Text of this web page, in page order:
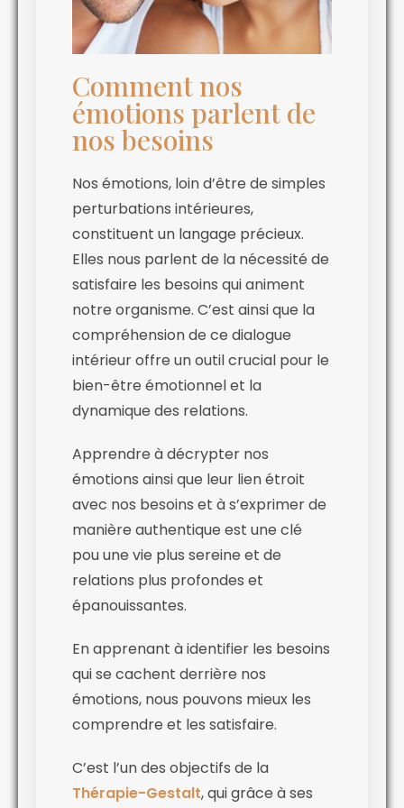
Comment nos
émotions parlent de
nos besoins
Nos émotions, loin d’être de simples
perturbations intérieures,
constituent un langage précieux.
Elles nous parlent de la nécessité de
satisfaire les besoins qui animent
notre organisme. C’est ainsi que la
compréhension de ce dialogue
intérieur offre un outil crucial pour le
bien-être émotionnel et la
dynamique des relations.
Apprendre à décrypter nos
émotions ainsi que leur lien étroit
avec nos besoins et à s’exprimer de
manière authentique est une clé
pou une vie plus sereine et de
relations plus profondes et
épanouissantes.
En apprenant à identifier les besoins
qui se cachent derrière nos
émotions, nous pouvons mieux les
comprendre et les satisfaire.
C’est l’un des objectifs de la
Thérapie-Gestalt, qui grâce à ses